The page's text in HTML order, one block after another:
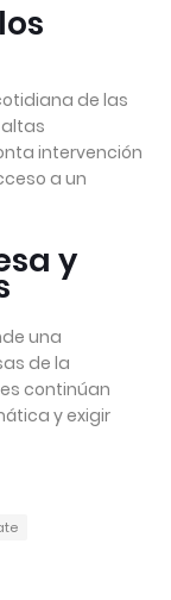
de las
intervención
a un
y
una
de la
continúan
y exigir